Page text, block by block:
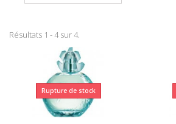
Résultats 1 - 4 sur 4.
Rupture de stock